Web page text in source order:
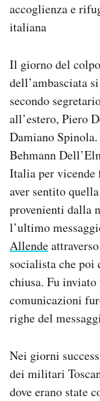
accoglienza e
italiana
Il giorno del
dell’ambasciata
secondo
all’estero, Piero
Damiano
Behmann
Italia per
aver sentito
provenienti dalla
l’ultimo
Allendeattraverso
socialista che poi
chiusa. Fu inviato
comunicazioni
righe del
Nei giorni
dei militari
dove erano state